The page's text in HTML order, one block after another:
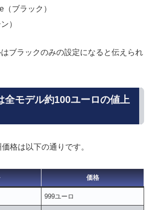
ブラック）
）
ブラックのみの設定になると伝えられ
全モデル約100ユーロの値上
格は以下の通りです。
価格
999ユーロ